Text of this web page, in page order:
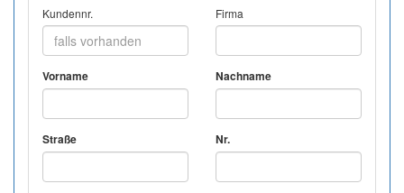
Kundennr. Firma
Vorname Nachname
Straße Nr.